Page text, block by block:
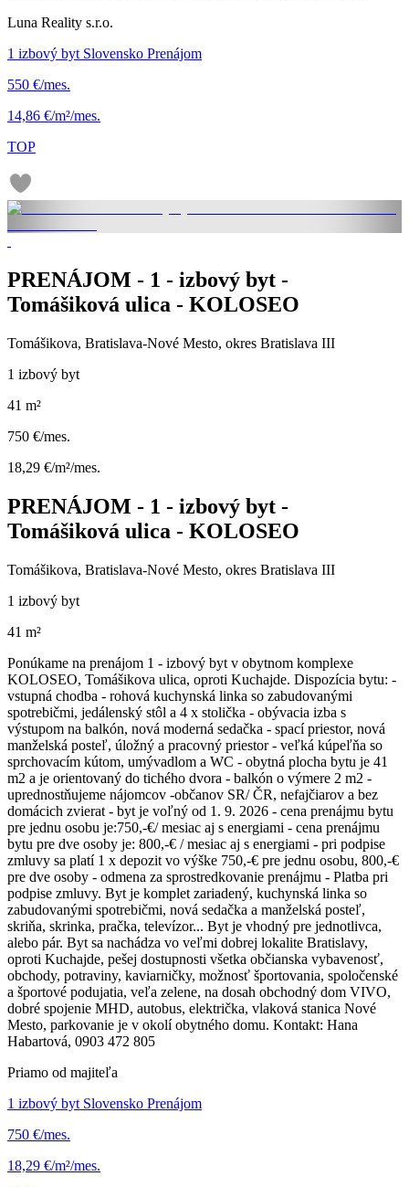
Luna Reality s.r.o.
1 izbový byt Slovensko Prenájom
550 €/mes.
14,86 €/m²/mes.
TOP
PRENÁJOM - 1 - izbový byt -
Tomášiková ulica - KOLOSEO
Tomášikova, Bratislava-Nové Mesto, okres Bratislava III
1 izbový byt
41 m²
750 €/mes.
18,29 €/m²/mes.
PRENÁJOM - 1 - izbový byt -
Tomášiková ulica - KOLOSEO
Tomášikova, Bratislava-Nové Mesto, okres Bratislava III
1 izbový byt
41 m²
Ponúkame na prenájom 1 - izbový byt v obytnom komplexe
KOLOSEO, Tomášikova ulica, oproti Kuchajde. Dispozícia bytu: -
vstupná chodba - rohová kuchynská linka so zabudovanými
spotrebičmi, jedálenský stôl a 4 x stolička - obývacia izba s
výstupom na balkón, nová moderná sedačka - spací priestor, nová
manželská posteľ, úložný a pracovný priestor - veľká kúpeľňa so
sprchovacím kútom, umývadlom a WC - obytná plocha bytu je 41
m2 a je orientovaný do tichého dvora - balkón o výmere 2 m2 -
uprednostňujeme nájomcov -občanov SR/ ČR, nefajčiarov a bez
domácich zvierat - byt je voľný od 1. 9. 2026 - cena prenájmu bytu
pre jednu osobu je:750,-€/ mesiac aj s energiami - cena prenájmu
bytu pre dve osoby je: 800,-€ / mesiac aj s energiami - pri podpise
zmluvy sa platí 1 x depozit vo výške 750,-€ pre jednu osobu, 800,-€
pre dve osoby - odmena za sprostredkovanie prenájmu - Platba pri
podpise zmluvy. Byt je komplet zariadený, kuchynská linka so
zabudovanými spotrebičmi, nová sedačka a manželská posteľ,
skriňa, skrinka, pračka, televízor... Byt je vhodný pre jednotlivca,
alebo pár. Byt sa nachádza vo veľmi dobrej lokalite Bratislavy,
oproti Kuchajde, pešej dostupnosti všetka občianska vybavenosť,
obchody, potraviny, kaviarničky, možnosť športovania, spoločenské
a športové podujatia, veľa zelene, na dosah obchodný dom VIVO,
dobré spojenie MHD, autobus, električka, vlaková stanica Nové
Mesto, parkovanie je v okolí obytného domu. Kontakt: Hana
Habartová, 0903 472 805
Priamo od majiteľa
1 izbový byt Slovensko Prenájom
750 €/mes.
18,29 €/m²/mes.